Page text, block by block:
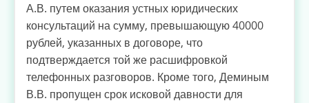
А.В. путем оказания устных юридических
консультаций на сумму, превышающую 40000
рублей, указанных в договоре, что
подтверждается той же расшифровкой
телефонных разговоров. Кроме того, Деминым
В.В. пропущен срок исковой давности для